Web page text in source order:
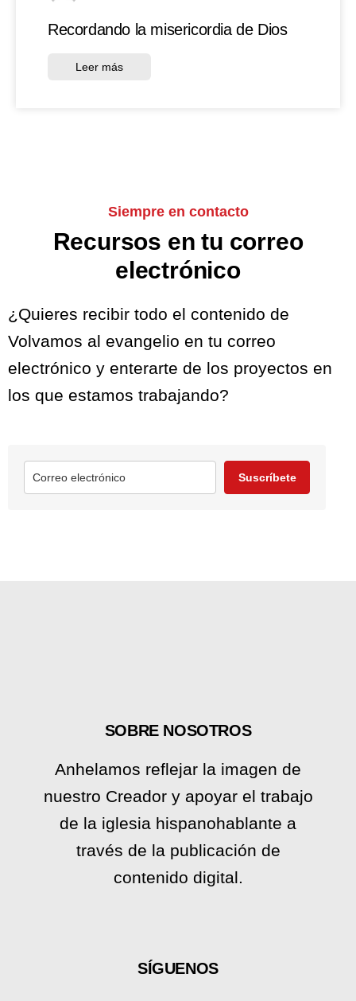
Recordando la misericordia de Dios
Leer más
Siempre en contacto
Recursos en tu correo
electrónico
¿Quieres recibir todo el contenido de
Volvamos al evangelio en tu correo
electrónico y enterarte de los proyectos en
los que estamos trabajando?
Suscríbete
SOBRE NOSOTROS
Anhelamos reflejar la imagen de
nuestro Creador y apoyar el trabajo
de la iglesia hispanohablante a
través de la publicación de
contenido digital.
SÍGUENOS